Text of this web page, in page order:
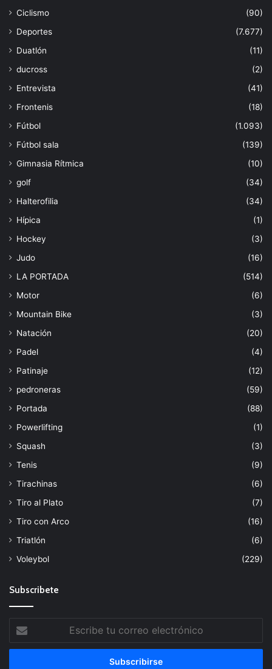
Ciclismo
(90)
Deportes
(7.677)
Duatlón
(11)
ducross
(2)
Entrevista
(41)
Frontenis
(18)
Fútbol
(1.093)
Fútbol sala
(139)
Gimnasia Rítmica
(10)
golf
(34)
Halterofilia
(34)
Hípica
(1)
Hockey
(3)
Judo
(16)
LA PORTADA
(514)
Motor
(6)
Mountain Bike
(3)
Natación
(20)
Padel
(4)
Patinaje
(12)
pedroneras
(59)
Portada
(88)
Powerlifting
(1)
Squash
(3)
Tenis
(9)
Tirachinas
(6)
Tiro al Plato
(7)
Tiro con Arco
(16)
Triatlón
(6)
Voleybol
(229)
Subscribete
tu
correo